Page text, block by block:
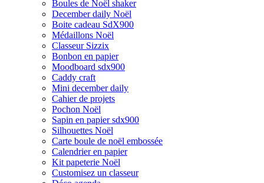
Boules de Noël shaker
December daily Noël
Boite cadeau SdX900
Médaillons Noël
Classeur Sizzix
Bonbon en papier
Moodboard sdx900
Caddy craft
Mini december daily
Cahier de projets
Pochon Noël
Sapin en papier sdx900
Silhouettes Noël
Carte boule de noël embossée
Calendrier en papier
Kit papeterie Noël
Customisez un classeur